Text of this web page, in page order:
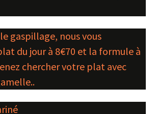
gaspillage, nous vous
du jour à 8€70 et la formule à
chercher votre plat avec